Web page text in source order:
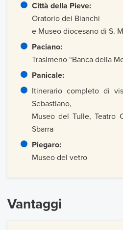
Città della Pieve:
Oratorio dei Bianchi
e Museo diocesano di S.
Paciano:
Trasimeno “Banca della
Panicale:
Itinerario completo di
Sebastiano,
Museo del Tulle, Teatro
Sbarra
Piegaro:
Museo del vetro
Vantaggi